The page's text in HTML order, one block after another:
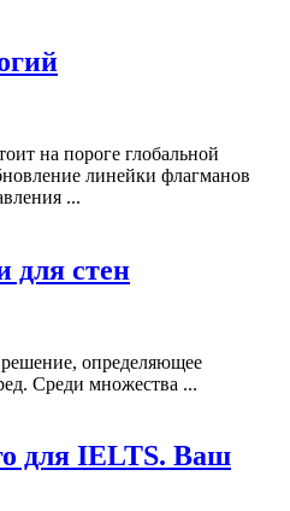
на пороге глобальной
линейки флагманов
...
для стен
определяющее
Среди множества ...
для IELTS. Ваш